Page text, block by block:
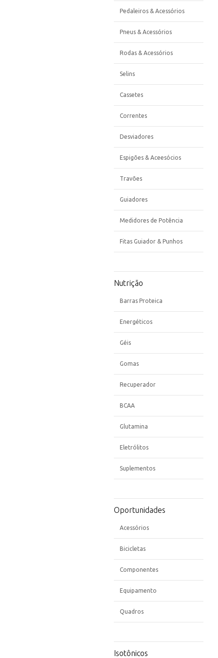
Pedaleiros & Acessórios
Pneus & Acessórios
Rodas & Acessórios
Selins
Cassetes
Correntes
Desviadores
Espigões & Aceesócios
Travões
Guiadores
Medidores de Potência
Fitas Guiador & Punhos
Nutrição
Barras Proteica
Energéticos
Géis
Gomas
Recuperador
BCAA
Glutamina
Eletrólitos
Suplementos
Oportunidades
Acessórios
Bicicletas
Componentes
Equipamento
Quadros
Isotônicos